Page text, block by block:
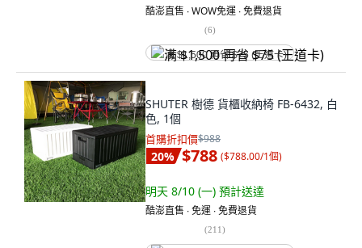
酷澎直售 ∙ WOW免運 ∙ 免費退貨
(6)
满 $1,500 再省 $75 (王道卡)
SHUTER 樹德 貨櫃收納椅 FB-6432, 白
色, 1個
首購折扣價$988
20% $788 ($788.00/1個)
明天 8/10 (一) 預計送達
酷澎直售 ∙ 免運 ∙ 免費退貨
(211)